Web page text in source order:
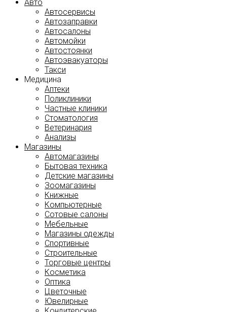
Авто
Автосервисы
Автозаправки
Автосалоны
Автомойки
Автостоянки
Автоэвакуаторы
Такси
Медицина
Аптеки
Поликлиники
Частные клиники
Стоматология
Ветеринария
Анализы
Магазины
Автомагазины
Бытовая техника
Детские магазины
Зоомагазины
Книжные
Компьютерные
Сотовые салоны
Мебельные
Магазины одежды
Спортивные
Строительные
Торговые центры
Косметика
Оптика
Цветочные
Ювелирные